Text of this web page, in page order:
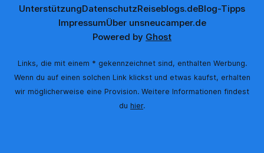
weiterhin 5% als Rabattcode. 🚀Für
unsere eiligen Gäste:
UnterstützungDatenschutzReiseblogs.deBlog-Tipps
ImpressumÜber unsneucamper.de
Powered by Ghost
Links, die mit einem * gekennzeichnet sind, enthalten Werbung.
Wenn du auf einen solchen Link klickst und etwas kaufst, erhalten
wir möglicherweise eine Provision. Weitere Informationen findest
du hier.